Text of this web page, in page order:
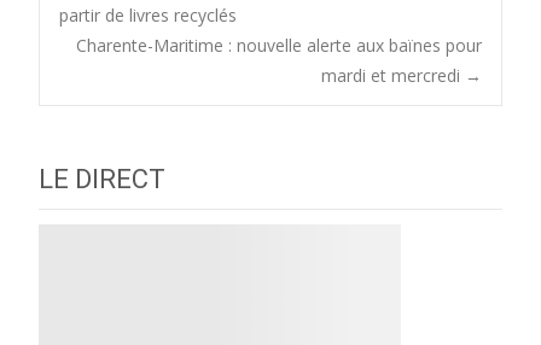
navigation
partir de livres recyclés
Charente-Maritime : nouvelle alerte aux baïnes pour
mardi et mercredi →
LE DIRECT